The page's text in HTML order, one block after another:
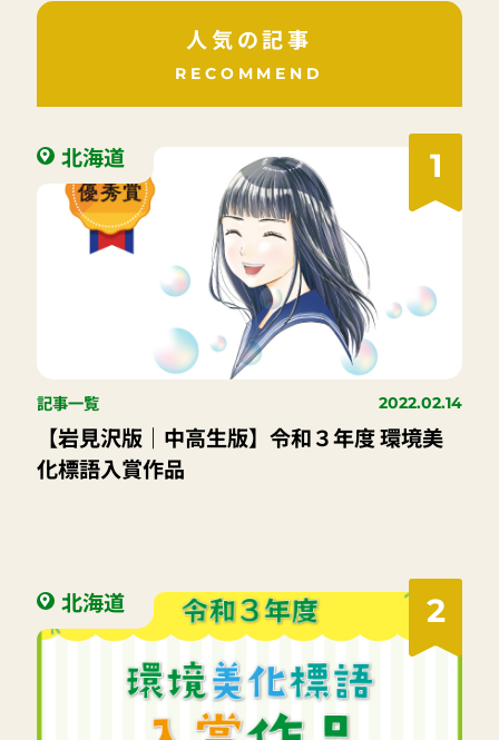
人気の記事
RECOMMEND
1
北海道
記事一覧 2022.02.14
【岩見沢版｜中高生版】令和３年度 環境美
化標語入賞作品
2
北海道